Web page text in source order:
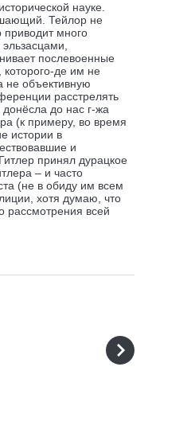
науке.
Тейлор не
приводит много
послевоенные
де им не
не объективную
расстрелять
до нас г-жа
(к примеру, во время
истории в
и
принял дурацкое
– и часто
(не в обиду им всем
хотя думаю, что
рассмотрения всей